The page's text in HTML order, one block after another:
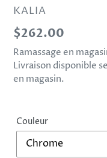
DISTRIBUTEUR
KALIA
Prix
normal
$262.00
Ramassage en
Livraison disponible
en magasin.
Couleur